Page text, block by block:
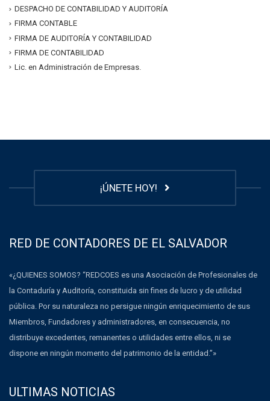
DESPACHO DE CONTABILIDAD Y AUDITORÍA
FIRMA CONTABLE
FIRMA DE AUDITORÍA Y CONTABILIDAD
FIRMA DE CONTABILIDAD
Lic. en Administración de Empresas.
¡ÚNETE HOY!
RED DE CONTADORES DE EL SALVADOR
«¿QUIENES SOMOS? “REDCOES es una Asociación de Profesionales de
la Contaduría y Auditoría, constituida sin fines de lucro y de utilidad
pública. Por su naturaleza no persigue ningún enriquecimiento de sus
Miembros, Fundadores y administradores, en consecuencia, no
distribuye excedentes, remanentes o utilidades entre ellos, ni se
dispone en ningún momento del patrimonio de la entidad.”»
ULTIMAS NOTICIAS